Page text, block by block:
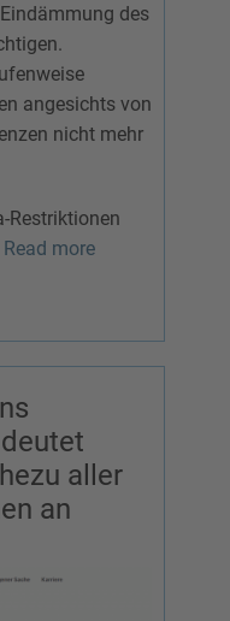
des
angesichts von
nicht mehr
Restriktionen
Read more
aller
an